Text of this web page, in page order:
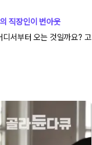
직장인이 번아웃
서부터 오는 것일까요? 고